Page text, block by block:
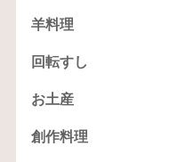
羊料理
回転すし
お土産
創作料理